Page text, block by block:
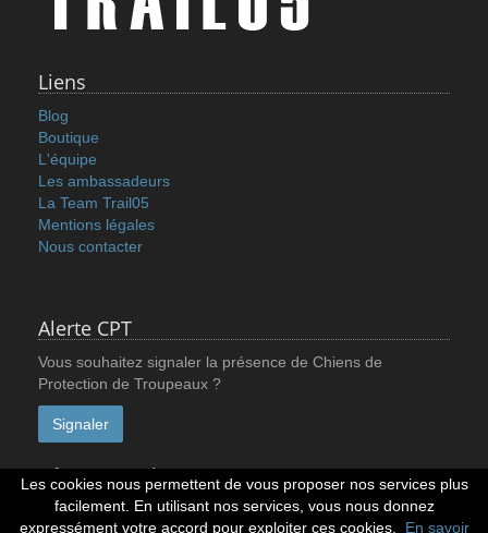
Liens
Blog
Boutique
L'équipe
Les ambassadeurs
La Team Trail05
Mentions légales
Nous contacter
Alerte CPT
Vous souhaitez signaler la présence de Chiens de
Protection de Troupeaux ?
Signaler
Réseaux sociaux
Les cookies nous permettent de vous proposer nos services plus
facilement. En utilisant nos services, vous nous donnez
expressément votre accord pour exploiter ces cookies.
En savoir